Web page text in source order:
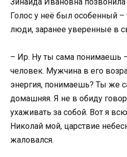
Голос у неё был особенный –
люди, заранее уверенные в
– Ир. Ну ты сама понимаешь
человек. Мужчина в его
энергия, понимаешь? Ты же
домашняя. Я не в обиду
ухаживать за собой. Вот я
Николай мой, царствие
жаловался.